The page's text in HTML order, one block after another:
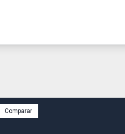
Comparar